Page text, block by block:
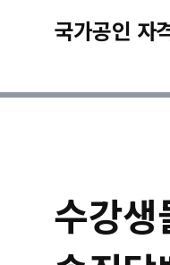
국가공인 자
수강생